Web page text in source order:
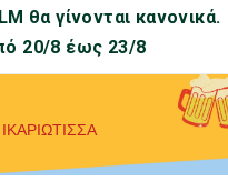
θα γίνονται κανονικά.
20/8 έως 23/8
ΙΚΑΡΙΩΤΙΣΣΑ